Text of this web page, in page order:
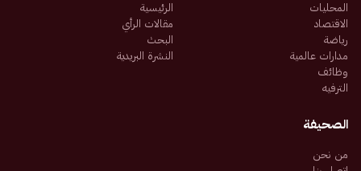
المحليات
الاقتصاد
رياضة
مدارات عالمية
وظائف
الترفيه
الرئيسية
مقالات الرأي
البحث
النشرة البريدية
الصحيفة
من نحن